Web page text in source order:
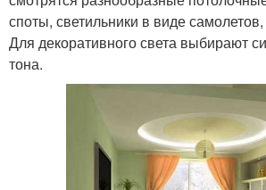
споты, светильники в виде
Для декоративного света выбирают
тона.